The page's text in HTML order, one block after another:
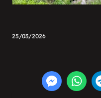
25/03/2026